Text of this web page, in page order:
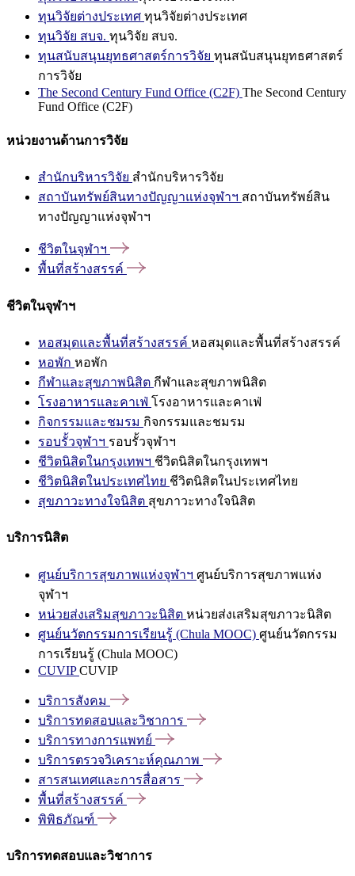
ทุนวิจัยต่างประเทศ ทุนวิจัยต่างประเทศ
ทุนวิจัย สบจ. ทุนวิจัย สบจ.
ทุนสนับสนุนยุทธศาสตร์การวิจัย ทุนสนับสนุนยุทธศาสตร์
การวิจัย
The Second Century Fund Office (C2F) The Second Century
Fund Office (C2F)
หน่วยงานด้านการวิจัย
สำนักบริหารวิจัย สำนักบริหารวิจัย
สถาบันทรัพย์สินทางปัญญาแห่งจุฬาฯ สถาบันทรัพย์สิน
ทางปัญญาแห่งจุฬาฯ
ชีวิตในจุฬาฯ
พื้นที่สร้างสรรค์
ชีวิตในจุฬาฯ
หอสมุดและพื้นที่สร้างสรรค์ หอสมุดและพื้นที่สร้างสรรค์
หอพัก หอพัก
กีฬาและสุขภาพนิสิต กีฬาและสุขภาพนิสิต
โรงอาหารและคาเฟ่ โรงอาหารและคาเฟ่
กิจกรรมและชมรม กิจกรรมและชมรม
รอบรั้วจุฬาฯ รอบรั้วจุฬาฯ
ชีวิตนิสิตในกรุงเทพฯ ชีวิตนิสิตในกรุงเทพฯ
ชีวิตนิสิตในประเทศไทย ชีวิตนิสิตในประเทศไทย
สุขภาวะทางใจนิสิต สุขภาวะทางใจนิสิต
บริการนิสิต
ศูนย์บริการสุขภาพแห่งจุฬาฯ ศูนย์บริการสุขภาพแห่ง
จุฬาฯ
หน่วยส่งเสริมสุขภาวะนิสิต หน่วยส่งเสริมสุขภาวะนิสิต
ศูนย์นวัตกรรมการเรียนรู้ (Chula MOOC) ศูนย์นวัตกรรม
การเรียนรู้ (Chula MOOC)
CUVIPCUVIP
บริการสังคม
บริการทดสอบและวิชาการ
บริการทางการแพทย์
บริการตรวจวิเคราะห์คุณภาพ
สารสนเทศและการสื่อสาร
พื้นที่สร้างสรรค์
พิพิธภัณฑ์
บริการทดสอบและวิชาการ